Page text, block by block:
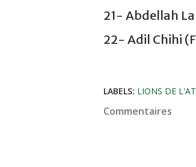
21- Abdellah
22- Adil Chihi
LABELS: LIONS DE
Commentaires